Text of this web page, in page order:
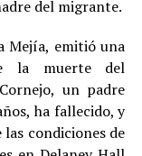
del migrante.
Mejía, emitió una
la muerte del
un padre
ha fallecido, y
las condiciones de